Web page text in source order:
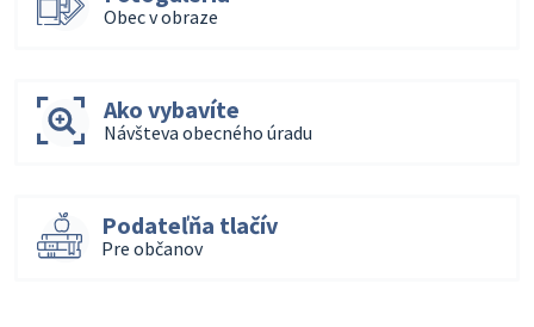
Obec v obraze
Ako vybavíte
Návšteva obecného úradu
Podateľňa tlačív
Pre občanov